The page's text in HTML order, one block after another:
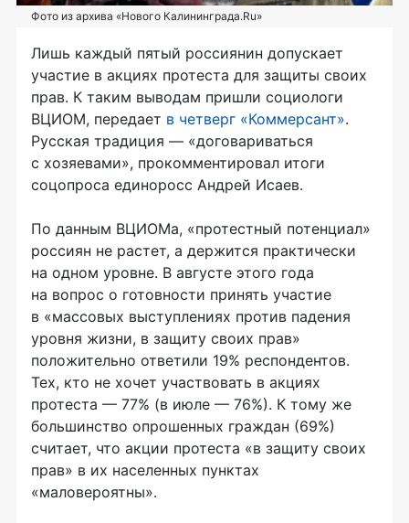
Фото из архива «Нового Калининграда.Ru»
Лишь каждый пятый россиянин допускает
участие в акциях протеста для защиты своих
прав. К таким выводам пришли социологи
ВЦИОМ, передает в четверг «Коммерсант».
Русская традиция — «договариваться
с хозяевами», прокомментировал итоги
соцопроса единоросс Андрей Исаев.
По данным ВЦИОМа, «протестный потенциал»
россиян не растет, а держится практически
на одном уровне. В августе этого года
на вопрос о готовности принять участие
в «массовых выступлениях против падения
уровня жизни, в защиту своих прав»
положительно ответили 19% респондентов.
Тех, кто не хочет участвовать в акциях
протеста — 77% (в июле — 76%). К тому же
большинство опрошенных граждан (69%)
считает, что акции протеста «в защиту своих
прав» в их населенных пунктах
«маловероятны».